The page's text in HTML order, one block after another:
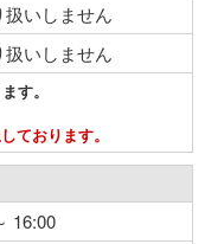
扱いしません
扱いしません
す。
ております。
16:00